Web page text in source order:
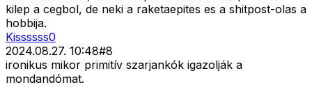
kilep a cegbol, de neki a raketaepites es a shitpost-olas a
hobbija.
Kissssss0
2024.08.27. 10:48#8
ironikus mikor primitív szarjankók igazolják a
mondandómat.